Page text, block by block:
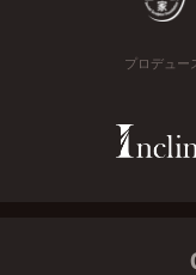
プロデュー